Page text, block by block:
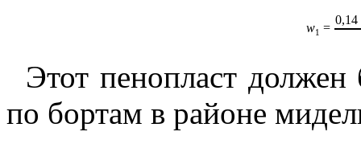
w1 =
0,14
Этот пенопласт
по бортам в районе